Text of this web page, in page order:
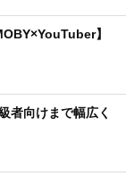
】
者向けまで幅広く